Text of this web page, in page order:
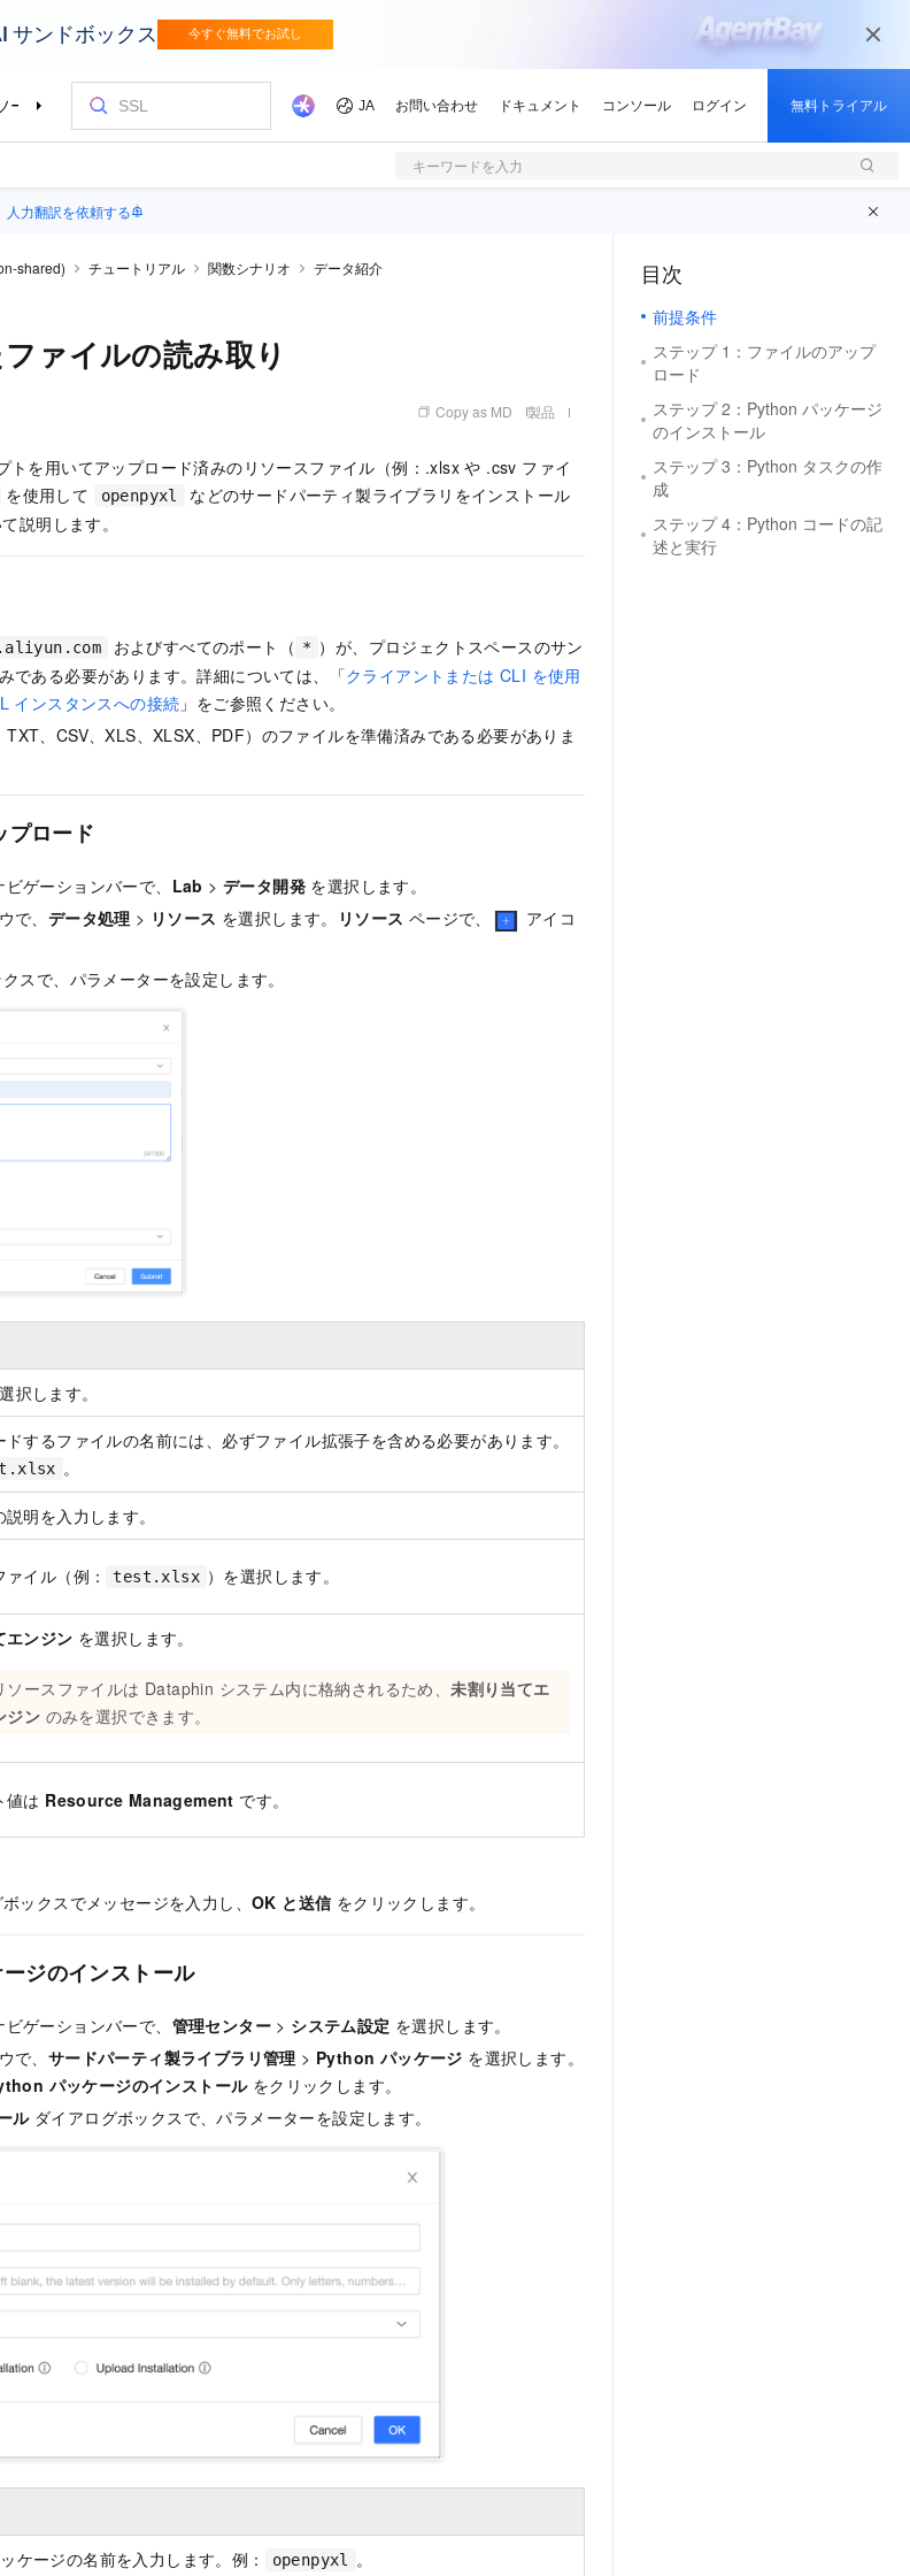
キーワードを入力
人力翻訳を依頼する
shared) チュートリアル 関数シナリオ
データ紹介
ァイルの読み取り
Copy as MD 製品
トを用いてアップロード済みのリソースファイル（例：.xlsx や .csv ファイ
を使用して openpyxl
などのサードパーティ製ライブラリをインストール
説明します。
およびすべてのポート（ * ）が、プロジェクトスペースのサン
である必要があります。詳細については、「クライアントまたは CLI を使用
インスタンスへの接続 」をご参照ください。
、CSV、XLS、XLSX、PDF）のファイルを準備済みである必要がありま
プロード
ゲーションバーで、 Lab >データ開発 を選択します。
で、 データ処理 > リソース を選択します。 リソース ページで、
アイコ
スで、パラメーターを設定します。
択します。
ドするファイルの名前には、必ずファイル拡張子を含める必要があります。
。
明を入力します。
イル（例： test.xlsx ）を選択します。
エンジン を選択します。
ソースファイルは Dataphin システム内に格納されるため、未割り当てエ
ジン のみを選択できます。
値は Resource Management です。
ックスでメッセージを入力し、OK と送信をクリックします。
ジのインストール
ゲーションバーで、 管理センター > システム設定 を選択します。
で、 サードパーティ製ライブラリ管理 > Python パッケージ を選択します。
パッケージのインストールをクリックします。
ルダイアログボックスで、パラメーターを設定します。
ケージの名前を入力します。例： openpyxl 。
目次
前提条件
ステップ 1：ファイルのアップ
ロード
ステップ 2：Python パッケージ
のインストール
ステップ 3：Python タスクの作
成
ステップ 4：Python コードの記
述と実行